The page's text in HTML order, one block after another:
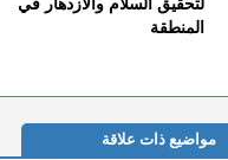
لتحقيق السلام والازدهار في
المنطقة
مواضيع ذات علاقة